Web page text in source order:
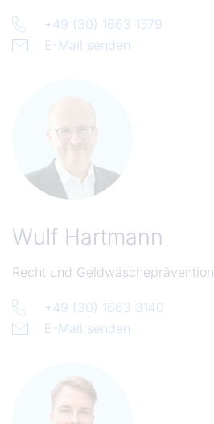
+49 (30) 1663 1579
E-Mail senden
Wulf Hartmann
Recht und Geldwäscheprävention
+49 (30) 1663 3140
E-Mail senden